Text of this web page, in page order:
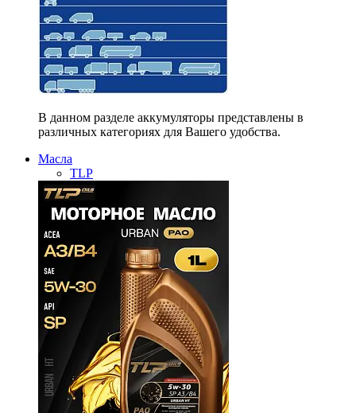
В данном разделе аккумуляторы представлены в
различных категориях для Вашего удобства.
Масла
TLP